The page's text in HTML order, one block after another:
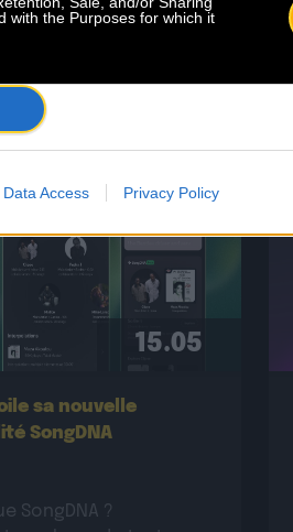
with the Purposes for which it
Data Access Privacy Policy
» ? La
[…]
15.05
sa nouvelle
SongDNA
SongDNA ?